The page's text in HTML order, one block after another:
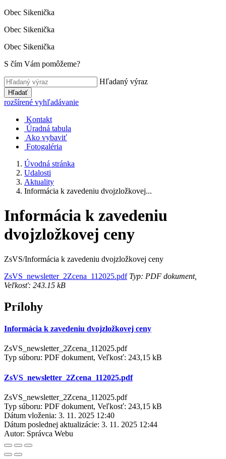
Obec Sikenička
Obec Sikenička
Obec Sikenička
S čím Vám pomôžeme?
Hľadaný výraz
Hľadať
rozšírené vyhľadávanie
Kontakt
Úradná tabula
Ako vybaviť
Fotogaléria
Úvodná stránka
Udalosti
Aktuality
Informácia k zavedeniu dvojzložkovej...
Informácia k zavedeniu
dvojzložkovej ceny
ZsVS/Informácia k zavedeniu dvojzložkovej ceny
ZsVS_newsletter_2Zcena_112025.pdfTyp: PDF dokument,
Veľkosť: 243.15 kB
Prílohy
Informácia k zavedeniu dvojzložkovej ceny
ZsVS_newsletter_2Zcena_112025.pdf
Typ súboru: PDF dokument, Veľkosť: 243,15 kB
ZsVS_newsletter_2Zcena_112025.pdf
ZsVS_newsletter_2Zcena_112025.pdf
Typ súboru: PDF dokument, Veľkosť: 243,15 kB
Dátum vloženia: 3. 11. 2025 12:40
Dátum poslednej aktualizácie: 3. 11. 2025 12:44
Autor: Správca Webu